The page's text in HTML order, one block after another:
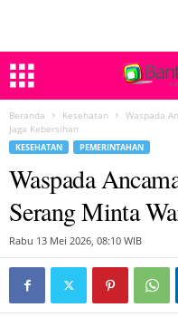
Beranda Kesehatan
Waspada
Jaga Kebersihan
KESEHATAN PEMERINTAHAN
Waspada
Serang Minta
Rabu 13 Mei 2026, 08:10 WIB